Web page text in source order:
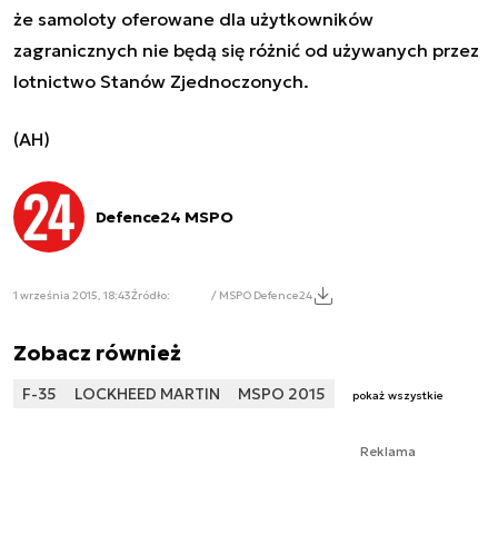
że samoloty oferowane dla użytkowników
zagranicznych nie będą się różnić od używanych przez
lotnictwo Stanów Zjednoczonych.
(AH)
Defence24 MSPO
1 września 2015, 18:43Źródło: / MSPO Defence24
Zobacz również
F-35 LOCKHEED MARTIN MSPO 2015 pokaż wszystkie
Reklama